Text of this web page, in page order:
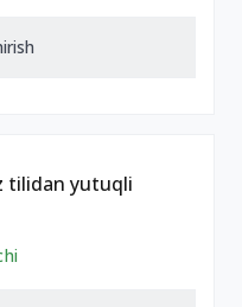
tilidan yutuqli